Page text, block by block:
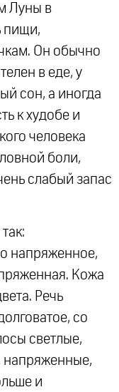
Луны в
пищи,
Он обычно
в еде, у
сон, а иногда
к худобе и
человека
боли,
слабый запас
напряженное,
Кожа
Речь
со
светлые,
напряженные,
и